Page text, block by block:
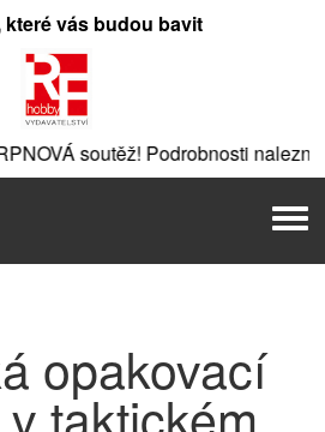
které vás budou bavit
soutěž! Podrobnosti
. |
opakovací
taktickém